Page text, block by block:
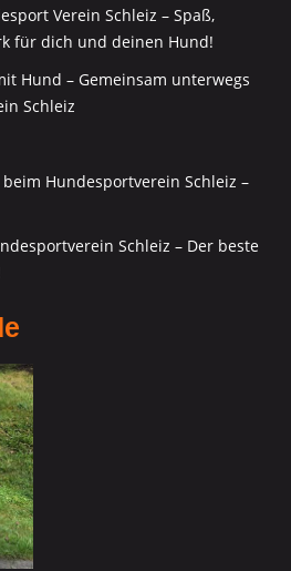
Verein Schleiz – Spaß,
für dich und deinen Hund!
Hund – Gemeinsam unterwegs
Schleiz
Hundesportverein Schleiz –
Schleiz – Der beste